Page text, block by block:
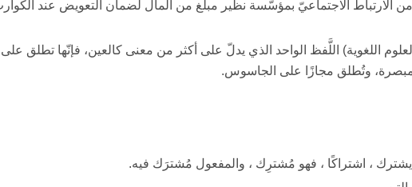
الاجتماعيّ بمؤسّسة نظير مبلغ من المال لضمان التعويض عند
اللغوية) اللَّفظ الواحد الذي يدلّ على أكثر من معنى كالعين، فإنّها تطلق على
وتُطلق مجازًا على الجاسوس.
، اشتراكًا ، فهو مُشترِك ، والمفعول مُشترَك فيه.